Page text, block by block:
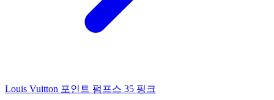
Louis Vuitton 포인트 펌프스 35 핑크